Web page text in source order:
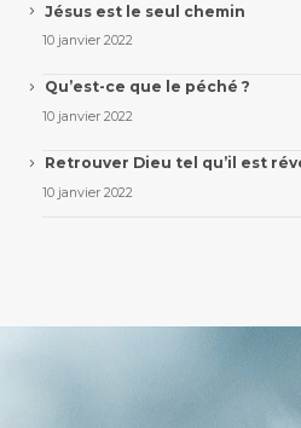
Jésus est le seul chemin
10 janvier 2022
Qu’est-ce que le péché ?
10 janvier 2022
Retrouver Dieu tel qu’il est
10 janvier 2022